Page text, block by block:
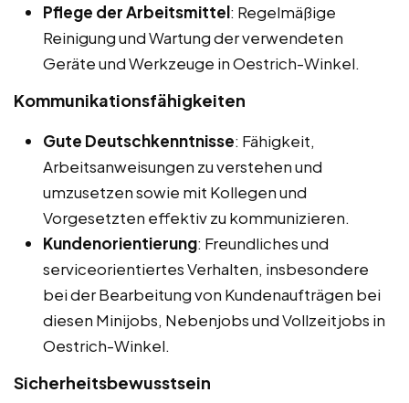
Pflege der Arbeitsmittel: Regelmäßige
Reinigung und Wartung der verwendeten
Geräte und Werkzeuge in Oestrich-Winkel.
Kommunikationsfähigkeiten
Gute Deutschkenntnisse: Fähigkeit,
Arbeitsanweisungen zu verstehen und
umzusetzen sowie mit Kollegen und
Vorgesetzten effektiv zu kommunizieren.
Kundenorientierung: Freundliches und
serviceorientiertes Verhalten, insbesondere
bei der Bearbeitung von Kundenaufträgen bei
diesen Minijobs, Nebenjobs und Vollzeitjobs in
Oestrich-Winkel.
Sicherheitsbewusstsein